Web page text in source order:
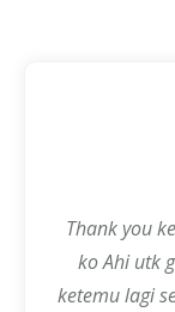
Thank you
ko Ahi utk
ketemu lagi